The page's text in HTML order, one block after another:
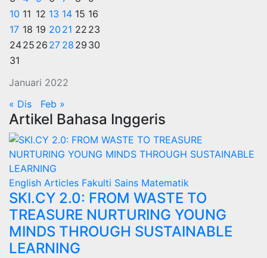
Januari 2022
10 11 12 13 14 15 16
17 18 19 20 21 22 23
2425 26 27 28 29 30
31
« Dis Feb »
Artikel Bahasa Inggeris
English Articles Fakulti Sains Matematik
SKI.CY 2.0: FROM WASTE TO
TREASURE NURTURING YOUNG
MINDS THROUGH SUSTAINABLE
LEARNING